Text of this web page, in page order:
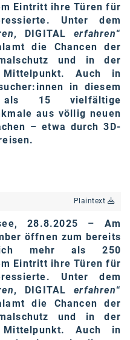
Eintritt ihre Türen für
Unter dem
, DIGITALerfahren“
die Chancen der
und in der
Auch in
in diesem
als 15 vielfältige
aus völlig neuen
– etwa durch 3D-
Plaintext
28.8.2025 – Am
öffnen zum bereits
mehr als 250
Eintritt ihre Türen für
Unter dem
, DIGITALerfahren“
die Chancen der
und in der
Auch in